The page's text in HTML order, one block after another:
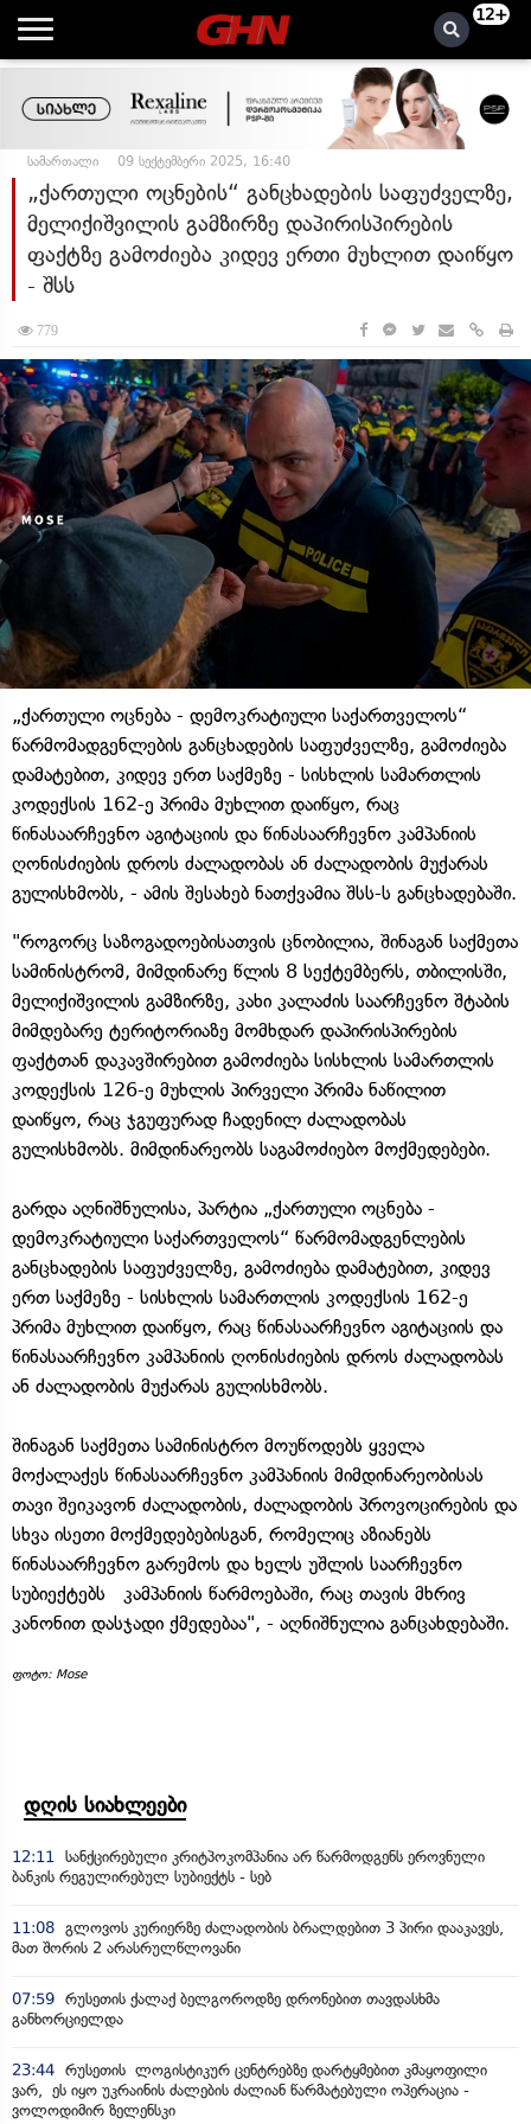
12+
სამართალი 09 სექტემბერი 2025, 16:40
„ქართული ოცნების“ განცხადების საფუძველზე,
მელიქიშვილის გამზირზე დაპირისპირების
ფაქტზე გამოძიება კიდევ ერთი მუხლით დაიწყო
- შსს
779
„ქართული ოცნება - დემოკრატიული საქართველოს“
წარმომადგენლების განცხადების საფუძველზე, გამოძიება
დამატებით, კიდევ ერთ საქმეზე - სისხლის სამართლის
კოდექსის 162-ე პრიმა მუხლით დაიწყო, რაც
წინასაარჩევნო აგიტაციის და წინასაარჩევნო კამპანიის
ღონისძიების დროს ძალადობას ან ძალადობის მუქარას
გულისხმობს, - ამის შესახებ ნათქვამია შსს-ს განცხადებაში.
"როგორც საზოგადოებისათვის ცნობილია, შინაგან საქმეთა
სამინისტრომ, მიმდინარე წლის 8 სექტემბერს, თბილისში,
მელიქიშვილის გამზირზე, კახი კალაძის საარჩევნო შტაბის
მიმდებარე ტერიტორიაზე მომხდარ დაპირისპირების
ფაქტთან დაკავშირებით გამოძიება სისხლის სამართლის
კოდექსის 126-ე მუხლის პირველი პრიმა ნაწილით
დაიწყო, რაც ჯგუფურად ჩადენილ ძალადობას
გულისხმობს. მიმდინარეობს საგამოძიებო მოქმედებები.
გარდა აღნიშნულისა, პარტია „ქართული ოცნება -
დემოკრატიული საქართველოს“ წარმომადგენლების
განცხადების საფუძველზე, გამოძიება დამატებით, კიდევ
ერთ საქმეზე - სისხლის სამართლის კოდექსის 162-ე
პრიმა მუხლით დაიწყო, რაც წინასაარჩევნო აგიტაციის და
წინასაარჩევნო კამპანიის ღონისძიების დროს ძალადობას
ან ძალადობის მუქარას გულისხმობს.
შინაგან საქმეთა სამინისტრო მოუწოდებს ყველა
მოქალაქეს წინასაარჩევნო კამპანიის მიმდინარეობისას
თავი შეიკავონ ძალადობის, ძალადობის პროვოცირების და
სხვა ისეთი მოქმედებებისგან, რომელიც აზიანებს
წინასაარჩევნო გარემოს და ხელს უშლის საარჩევნო
სუბიექტებს კამპანიის წარმოებაში, რაც თავის მხრივ
კანონით დასჯადი ქმედებაა", - აღნიშნულია განცახდებაში.
ფოტო: Mose
დღის სიახლეები
12:11
სანქცირებული კრიტპოკომპანია არ წარმოდგენს ეროვნული
ბანკის რეგულირებულ სუბიექტს - სებ
11:08 გლოვოს კურიერზე ძალადობის ბრალდებით 3 პირი დააკავეს,
მათ შორის 2 არასრულწლოვანი
07:59 რუსეთის ქალაქ ბელგოროდზე დრონებით თავდასხმა
განხორციელდა
23:44 რუსეთის ლოგისტიკურ ცენტრებზე დარტყმებით კმაყოფილი
ვარ, ეს იყო უკრაინის ძალების ძალიან წარმატებული ოპერაცია -
ვოლოდიმირ ზელენსკი